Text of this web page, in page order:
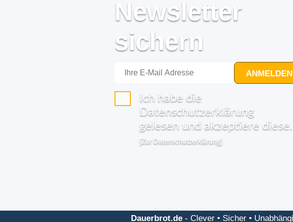
Newsletter
sichern
Ich habe die
Datenschutzerklärung
gelesen und akzeptiere diese.
[Zur Datenschutzerklärung]
ANMELDEN
Dauerbrot.de - Clever • Sicher •